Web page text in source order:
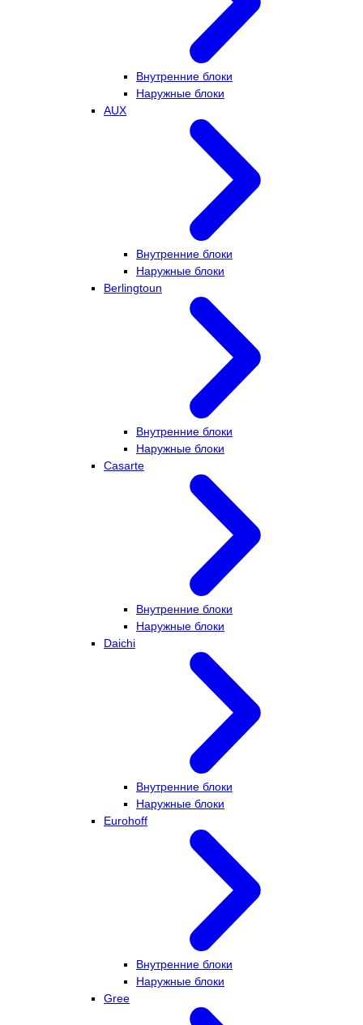
Внутренние блоки
Наружные блоки
AUX
Внутренние блоки
Наружные блоки
Berlingtoun
Внутренние блоки
Наружные блоки
Casarte
Внутренние блоки
Наружные блоки
Daichi
Внутренние блоки
Наружные блоки
Eurohoff
Внутренние блоки
Наружные блоки
Gree